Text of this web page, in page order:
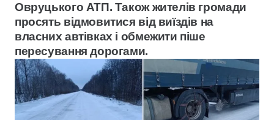
Овруцького АТП. Також жителів громади
просять відмовитися від виїздів на
власних автівках і обмежити піше
пересування дорогами.